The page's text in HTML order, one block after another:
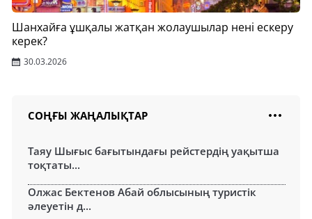
Шанхайға ұшқалы жатқан жолаушылар нені ескеру
керек?
30.03.2026
СОҢҒЫ ЖАҢАЛЫҚТАР
Таяу Шығыс бағытындағы рейстердің уақытша
тоқтаты...
Олжас Бектенов Абай облысының туристік
әлеуетін д...